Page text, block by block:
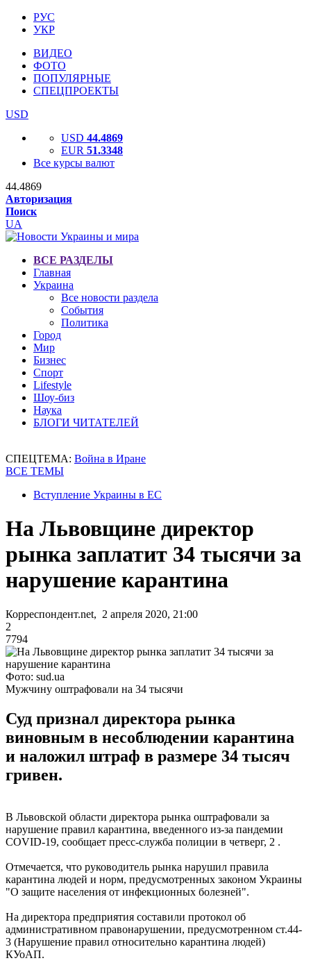
РУС
УКР
ВИДЕО
ФОТО
ПОПУЛЯРНЫЕ
СПЕЦПРОЕКТЫ
USD
USD 44.4869
EUR 51.3348
Все курсы валют
44.4869
Авторизация
Поиск
UA
ВСЕ РАЗДЕЛЫ
Главная
Украина
Все новости раздела
События
Политика
Город
Мир
Бизнес
Спорт
Lifestyle
Шоу-биз
Наука
БЛОГИ ЧИТАТЕЛЕЙ
СПЕЦТЕМА: Война в Иране
ВСЕ ТЕМЫ
Вступление Украины в ЕС
На Львовщине директор
рынка заплатит 34 тысячи за
нарушение карантина
Корреспондент.net, 2 апреля 2020, 21:00
2
7794
Фото: sud.ua
Мужчину оштрафовали на 34 тысячи
Суд признал директора рынка
виновным в несоблюдении карантина
и наложил штраф в размере 34 тысяч
гривен.
В Львовской области директора рынка оштрафовали за
нарушение правил карантина, введенного из-за пандемии
COVID-19, сообщает пресс-служба полиции в четверг, 2 .
Отмечается, что руководитель рынка нарушил правила
карантина людей и норм, предусмотренных законом Украины
"О защите населения от инфекционных болезней".
На директора предприятия составили протокол об
административном правонарушении, предусмотренном ст.44-
3 (Нарушение правил относительно карантина людей)
КУоАП.